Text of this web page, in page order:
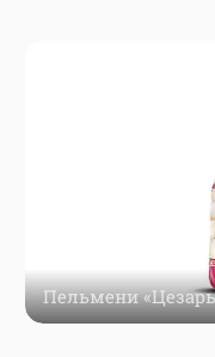
Пельмени